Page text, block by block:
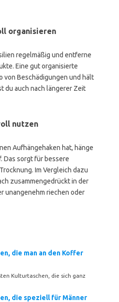
organisieren
regelmäßig und entferne
Eine gut organisierte
von Beschädigungen und hält
du auch nach längerer Zeit
nutzen
Aufhängehaken hat, hänge
Das sorgt für bessere
Im Vergleich dazu
zusammengedrückt in der
unangenehm riechen oder
die man an den Koffer
Kulturtaschen, die sich ganz
die speziell für Männer